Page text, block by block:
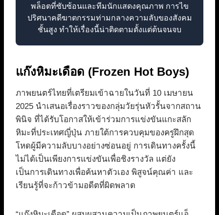
พล็อตที่ซับซ้อนและทีมนักแสดงคุณภาพ การไข
ปริศนาคดีฆาตกรรมท่ามกลางความลับของสังคม
ชั้นสูง ทำให้เรื่องนี้น่าติดตามตั้งแต่ต้นจนจบ
แก๊งหิมะเดือด (Frozen Hot Boys)
ภาพยนตร์ไทยที่เตรียมเข้าฉายในวันที่ 10 เมษายน
2025 นำเสนอเรื่องราวของกลุ่มวัยรุ่นหัวรั้นจากสถาน
พินิจ ที่ได้รับโอกาสให้เข้าร่วมการแข่งขันแกะสลัก
หิมะที่ประเทศญี่ปุ่น ภายใต้การควบคุมของครูฝึกสุด
โหดผู้มีความลับบางอย่างซ่อนอยู่ การเดินทางครั้งนี้
ไม่ได้เป็นเพียงการแข่งขันเพื่อชิงรางวัล แต่ยัง
เป็นการเดินทางเพื่อค้นหาตัวเอง พิสูจน์คุณค่า และ
เรียนรู้ที่จะก้าวข้ามอดีตที่ผิดพลาด